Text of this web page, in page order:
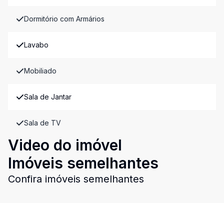
Dormitório com Armários
Lavabo
Mobiliado
Sala de Jantar
Sala de TV
Video do imóvel
Imóveis semelhantes
Confira imóveis semelhantes